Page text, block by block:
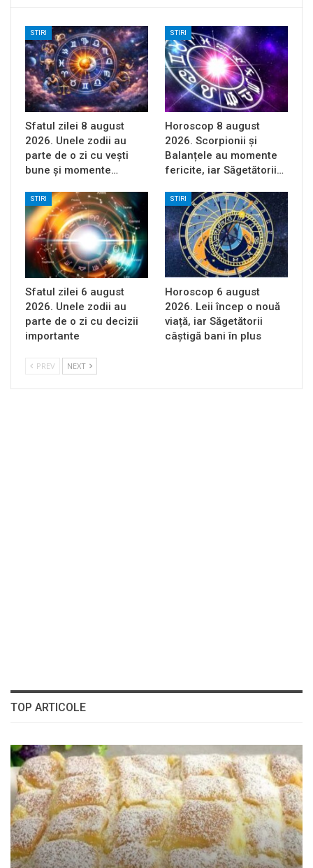
STIRI
Sfatul zilei 8 august
2026. Unele zodii au
parte de o zi cu vești
bune și momente…
STIRI
Horoscop 8 august
2026. Scorpionii și
Balanțele au momente
fericite, iar Săgetătorii…
STIRI
Sfatul zilei 6 august
2026. Unele zodii au
parte de o zi cu decizii
importante
STIRI
Horoscop 6 august
2026. Leii încep o nouă
viață, iar Săgetătorii
câștigă bani în plus
PREV NEXT
TOP ARTICOLE